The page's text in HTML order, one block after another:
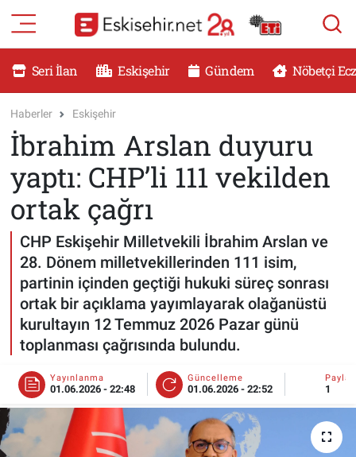
Seri İlan Eskişehir Gündem Nöbetçi
Haberler Eskişehir
İbrahim Arslan duyuru
yaptı: CHP’li 111 vekilden
ortak çağrı
CHP Eskişehir Milletvekili İbrahim Arslan ve
28. Dönem milletvekillerinden 111 isim,
partinin içinden geçtiği hukuki süreç sonrası
ortak bir açıklama yayımlayarak olağanüstü
kurultayın 12 Temmuz 2026 Pazar günü
toplanması çağrısında bulundu.
Yayınlanma
01.06.2026 - 22:48
Güncelleme
01.06.2026 - 22:52 1
RESMİ İLANLAR
DÜNYA
SAĞLIK
MAGAZİN
KADIN
TEKNOLOJİ
YEMEK
ESKİŞEHİR NÖBETÇİ ECZANELER
Eskişehir Haber İçerikleri
Eskişehir Nöbetçi Eczaneler
Eskişehir Namaz Vakitleri
Eskişehir Trafik Yoğunluk Haritası
Süper Lig Puan Durumu ve Fikstür
Tüm Manşetler
Son Dakika Haberleri
Haber Arşivi